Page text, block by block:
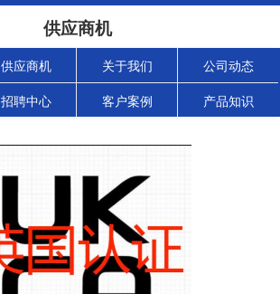
供应商机
供应商机 关于我们 公司动态
招聘中心 客户案例 产品知识